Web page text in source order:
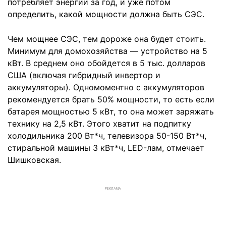
потребляет энергии за год, и уже потом
определить, какой мощности должна быть СЭС.
Чем мощнее СЭС, тем дороже она будет стоить.
Минимум для домохозяйства — устройство на 5
кВт. В среднем оно обойдется в 5 тыс. долларов
США (включая гибридный инвертор и
аккумуляторы). Одномоментно с аккумуляторов
рекомендуется брать 50% мощности, то есть если
батарея мощностью 5 кВт, то она может заряжать
технику на 2,5 кВт. Этого хватит на подпитку
холодильника 200 Вт*ч, телевизора 50-150 Вт*ч,
стиральной машины 3 кВт*ч, LED-лам, отмечает
Шишковская.
РЕКЛАМА